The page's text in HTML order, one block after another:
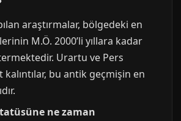
araştırmalar, bölgedeki en
M.Ö. 2000’li yıllara kadar
Urartu ve Pers
bu antik geçmişin en
ne zaman